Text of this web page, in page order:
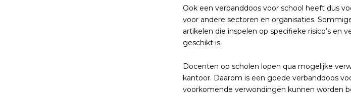
Ook een verbanddoos voor school heeft dus
voor andere sectoren en organisaties.
artikelen die inspelen op specifieke risico’s
geschikt is.
Docenten op scholen lopen qua mogelijke
kantoor. Daarom is een goede verbanddoos
voorkomende verwondingen kunnen worden